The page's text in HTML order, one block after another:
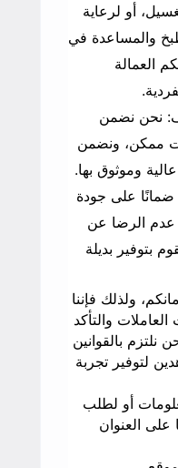
أو لرعاية
والمساعدة في
العمالة
نحن نضمن
ممكن، ونضمن
وموثوق بها.
على جودة
عدم الرضا عن
بتوفير بديلة
ولذلك فإننا
والتأكد
نلتزم بالقوانين
لتوفير تجربة
أو لطلب
على العنوان